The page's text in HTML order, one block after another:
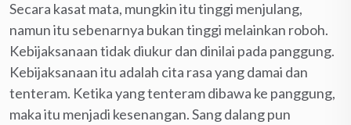
Secara kasat mata, mungkin itu tinggi menjulang,
namun itu sebenarnya bukan tinggi melainkan roboh.
Kebijaksanaan tidak diukur dan dinilai pada panggung.
Kebijaksanaan itu adalah cita rasa yang damai dan
tenteram. Ketika yang tenteram dibawa ke panggung,
maka itu menjadi kesenangan. Sang dalang pun